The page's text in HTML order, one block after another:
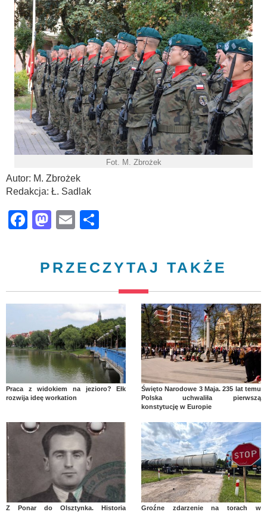
Fot. M. Zbrożek
Autor: M. Zbrożek
Redakcja: Ł. Sadlak
Facebook
Mastodon
Email
PRZECZYTAJ TAKŻE
Praca z widokiem na jezioro? Ełk
rozwija ideę workation
Święto Narodowe 3 Maja. 235 lat temu
Polska uchwaliła pierwszą
konstytucję w Europie
Z Ponar do Olsztynka. Historia
Groźne zdarzenie na torach w